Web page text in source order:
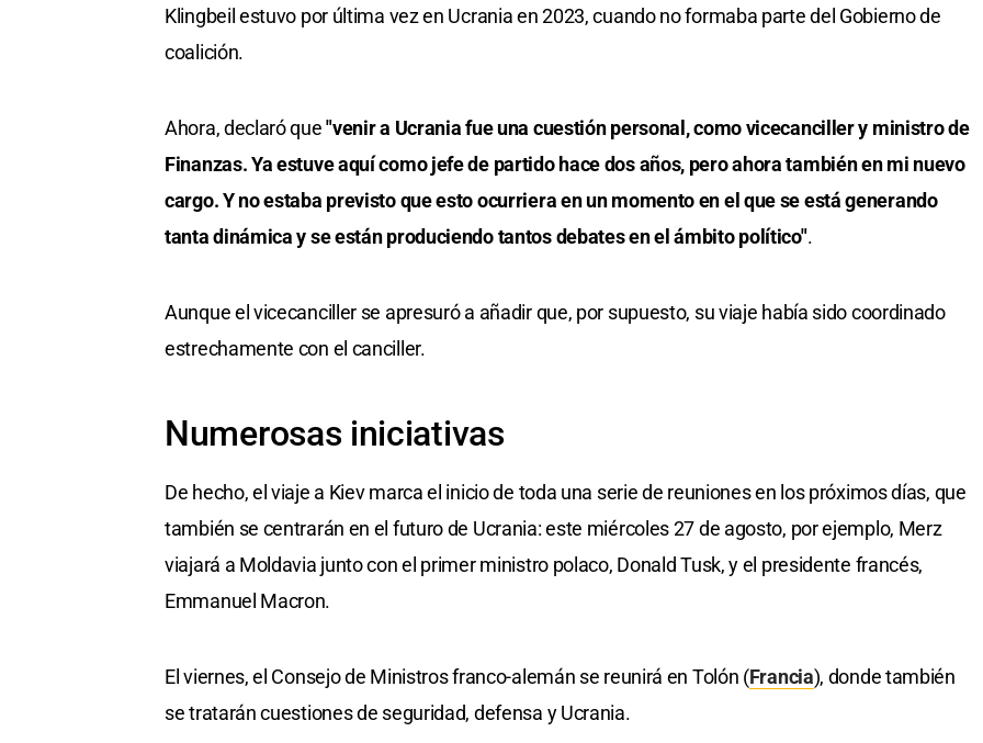
Klingbeil estuvo por última vez en Ucrania en 2023, cuando no formaba parte del Gobierno de
coalición.
Ahora, declaró que"venir a Ucrania fue una cuestión personal, como vicecanciller y ministro de
Finanzas. Ya estuve aquí como jefe de partido hace dos años, pero ahora también en mi nuevo
cargo. Y no estaba previsto que esto ocurriera en un momento en el que se está generando
tanta dinámica y se están produciendo tantos debates en el ámbito político".
Aunque el vicecanciller se apresuró a añadir que, por supuesto, su viaje había sido coordinado
estrechamente con el canciller.
Numerosas iniciativas
De hecho, el viaje a Kiev marca el inicio de toda una serie de reuniones en los próximos días, que
también se centrarán en el futuro de Ucrania: este miércoles 27 de agosto, por ejemplo, Merz
viajará a Moldavia junto con el primer ministro polaco, Donald Tusk, y el presidente francés,
Emmanuel Macron.
El viernes, el Consejo de Ministros franco-alemán se reunirá en Tolón (Francia), donde también
se tratarán cuestiones de seguridad, defensa y Ucrania.